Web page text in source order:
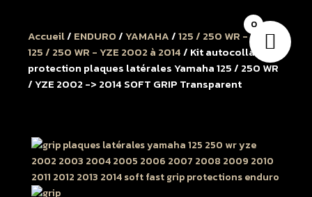
Accueil/ ENDURO/YAMAHA/125 / 250 WR - YZE/
125 / 250 WR - YZE 2002 à 2014/ Kit autocollant
protection plaques latérales Yamaha 125 / 250 WR
/ YZE 2002 -> 2014 SOFT GRIP Transparent
0